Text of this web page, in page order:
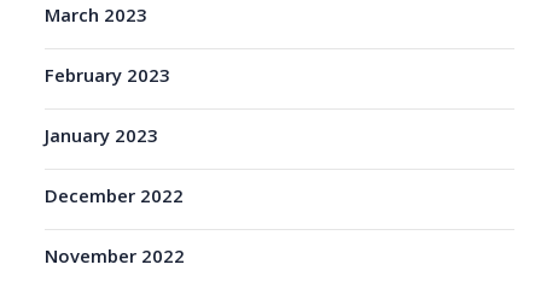
March 2023
February 2023
January 2023
December 2022
November 2022